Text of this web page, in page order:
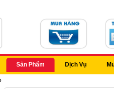
Sản Phẩm Dịch Vụ